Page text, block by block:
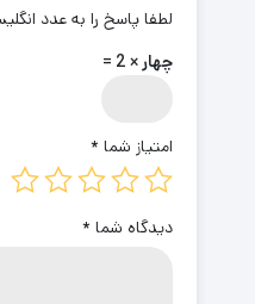
لطفا پاسخ را به عدد
چهار × 2 =
امتیاز شما *
دیدگاه شما *